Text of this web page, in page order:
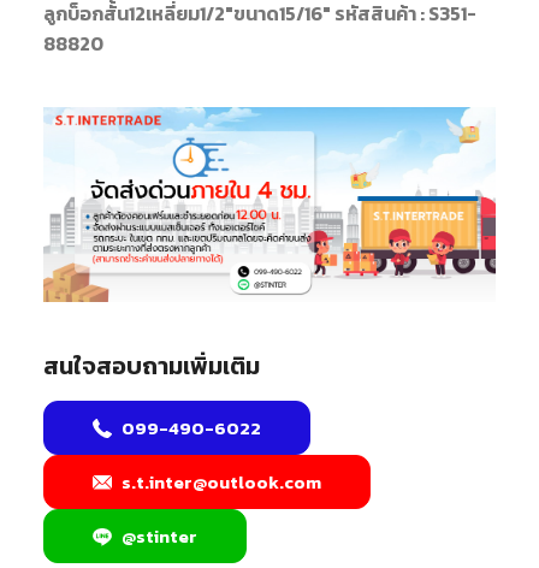
ลูกบ็อกสั้น12เหลี่ยม1/2"ขนาด15/16" รหัสสินค้า : S351-
88820
สนใจสอบถามเพิ่มเติม
099-490-6022
s.t.inter@outlook.com
@stinter